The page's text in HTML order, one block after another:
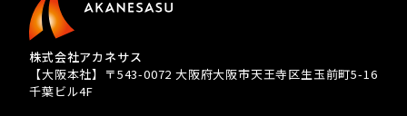
株式会社アカネサス
【大阪本社】〒543-0072 大阪府大阪市天王寺区生玉前町5-16
千葉ビル4F